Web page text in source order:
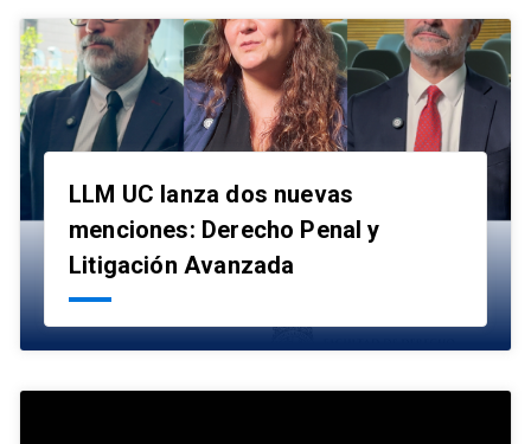
LLM UC lanza dos nuevas
menciones: Derecho Penal y
Litigación Avanzada